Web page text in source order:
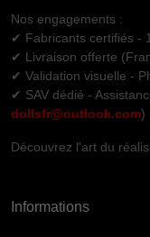
Nos engagements :
✔ Fabricants certifiés -
✔ Livraison offerte
✔ Validation visuelle -
✔ SAV dédié -
dollsfr@outlook.com)
Découvrez l'art du
Informations